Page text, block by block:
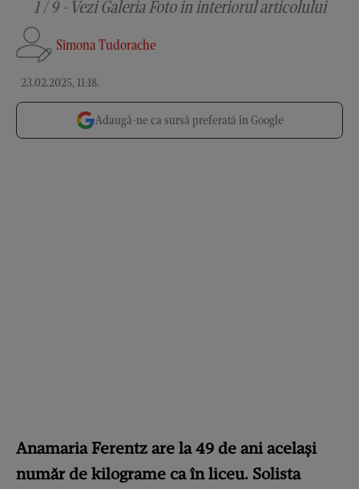
Simona Tudorache
23.02.2025, 11:18.
1 / 9 - Vezi Galeria Foto in interiorul articolului
Adaugă-ne ca sursă preferată în Google
Anamaria Ferentz are la 49 de ani același
număr de kilograme ca în liceu. Solista